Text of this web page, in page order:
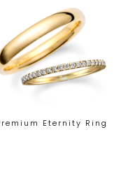
Eternity Ring